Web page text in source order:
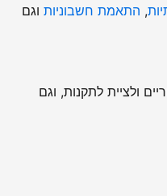
, התאמת חשבוניות וגם
ולציית לתקנות, וגם